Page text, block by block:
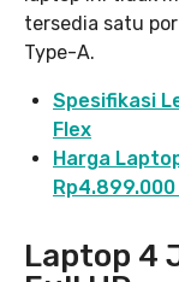
tersedia satu
Type-A.
Spesifikasi
Flex
Harga
Rp4.899.000
Laptop 4